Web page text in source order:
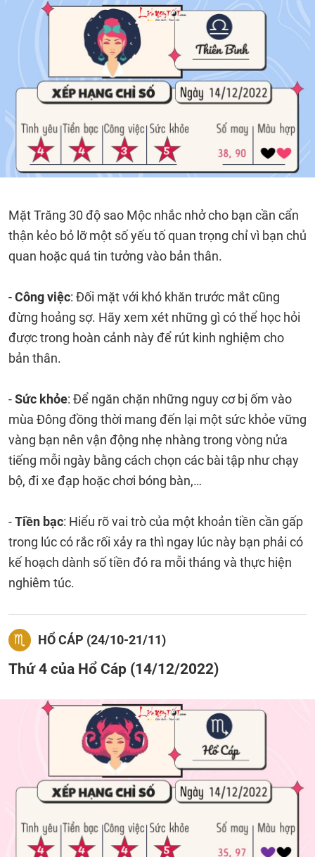
Mặt Trăng 30 độ sao Mộc nhắc nhở cho bạn cần cẩn
thận kẻo bỏ lỡ một số yếu tố quan trọng chỉ vì bạn chủ
quan hoặc quá tin tưởng vào bản thân.
-Công việc: Đối mặt với khó khăn trước mắt cũng
đừng hoảng sợ. Hãy xem xét những gì có thể học hỏi
được trong hoàn cảnh này để rút kinh nghiệm cho
bản thân.
-Sức khỏe: Để ngăn chặn những nguy cơ bị ốm vào
mùa Đông đồng thời mang đến lại một sức khỏe vững
vàng bạn nên vận động nhẹ nhàng trong vòng nửa
tiếng mỗi ngày bằng cách chọn các bài tập như chạy
bộ, đi xe đạp hoặc chơi bóng bàn,…
-Tiền bạc: Hiểu rõ vai trò của một khoản tiền cần gấp
trong lúc có rắc rối xảy ra thì ngay lúc này bạn phải có
kế hoạch dành số tiền đó ra mỗi tháng và thực hiện
nghiêm túc.
HỔ CÁP (24/10-21/11)
Thứ 4 của Hổ Cáp (14/12/2022)